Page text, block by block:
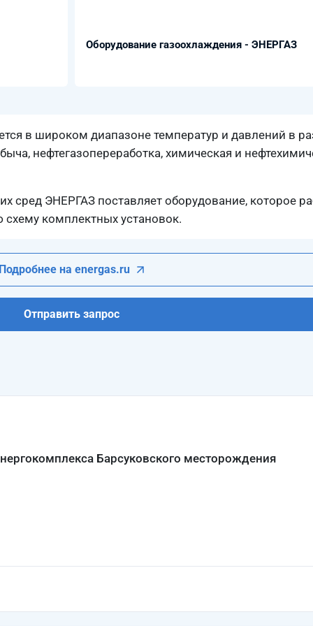
Оборудование газоохлаждения - ЭНЕРГАЗ
в широком диапазоне температур и давлений в
нефтегазопереработка, химическая и
сред ЭНЕРГАЗ поставляет оборудование, которое
схему комплектных установок.
Подробнее на energas.ru
Отправить запрос
Барсуковского месторождения